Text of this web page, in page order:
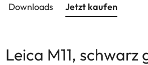
Downloads Jetzt kaufen
Leica M11,